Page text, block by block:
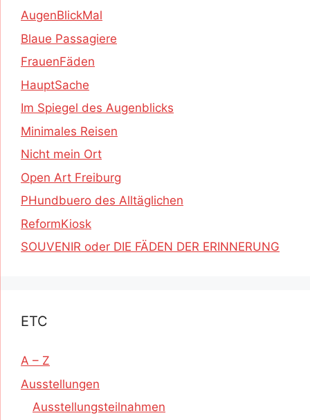
AugenBlickMal
Blaue Passagiere
FrauenFäden
HauptSache
Im Spiegel des Augenblicks
Minimales Reisen
Nicht mein Ort
Open Art Freiburg
PHundbuero des Alltäglichen
ReformKiosk
SOUVENIR oder DIE FÄDEN DER ERINNERUNG
ETC
A – Z
Ausstellungen
Ausstellungsteilnahmen